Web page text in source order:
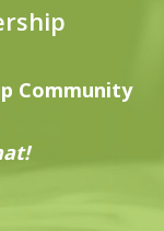
Community